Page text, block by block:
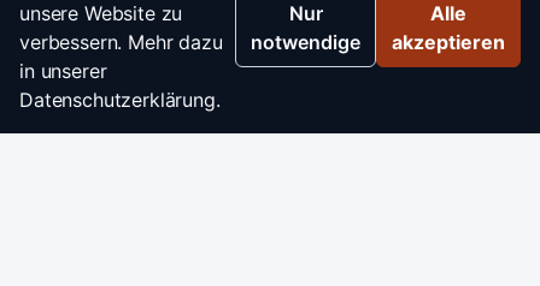
unsere Website zu
verbessern. Mehr dazu
in unserer
Datenschutzerklärung.
Nur
notwendige
Alle
akzeptieren